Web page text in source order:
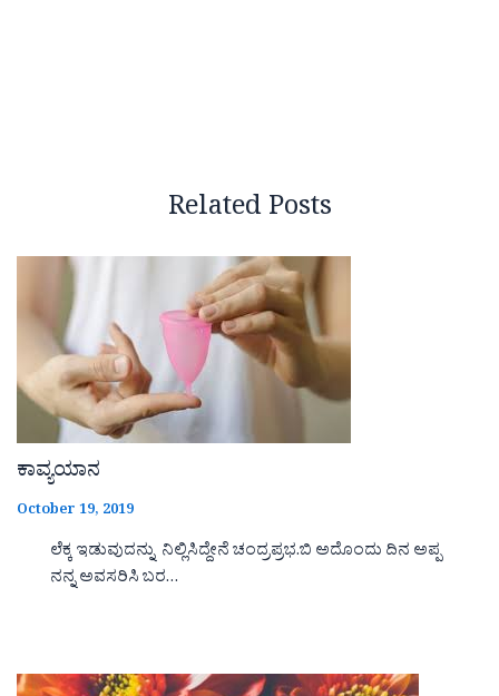
Related Posts
ಕಾವ್ಯಯಾನ
October 19, 2019
ಲೆಕ್ಕ ಇಡುವುದನ್ನು ನಿಲ್ಲಿಸಿದ್ದೇನೆ ಚಂದ್ರಪ್ರಭ.ಬಿ ಅದೊಂದು ದಿನ ಅಪ್ಪ
ನನ್ನ ಅವಸರಿಸಿ ಬರ…